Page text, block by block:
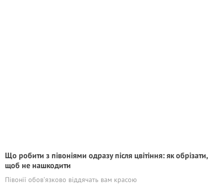
Що робити з півоніями одразу після цвітіння: як обрізати,
щоб не нашкодити
Півонії обов’язково віддячать вам красою